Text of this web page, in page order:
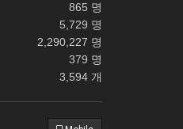
865 명
5,729 명
2,290,227 명
379 명
3,594 개